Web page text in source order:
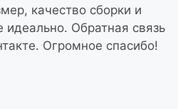
качество сборки и
Обратная связь
Огромное спасибо!